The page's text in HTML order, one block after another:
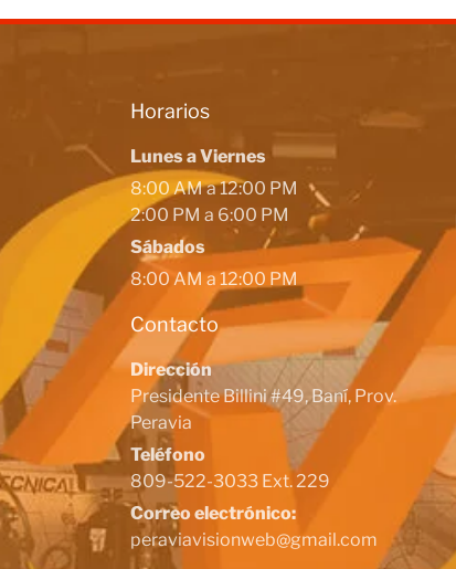
Horarios
Lunes a Viernes
8:00 AM a 12:00 PM
2:00 PM a 6:00 PM
Sábados
8:00 AM a 12:00 PM
Contacto
Dirección
Presidente Billini #49, Baní, Prov.
Peravia
Teléfono
809-522-3033 Ext. 229
Correo electrónico:
peraviavisionweb@gmail.com